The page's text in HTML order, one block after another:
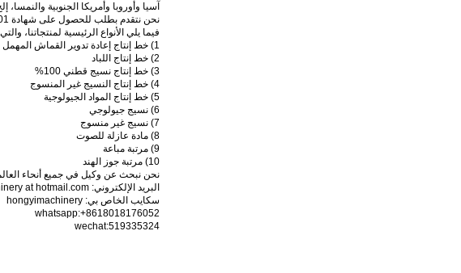
آسيا وأوروبا وأمريكا الجنوبية والنمسا،
نحن نتقدم بطلب للحصول على شهادة ISO 9001 و CE.
فيما يلي الأنواع الرئيسية لمنتجاتنا،
1) خط إنتاج إعادة تدوير القماش المهمل
2) خط إنتاج اللباد
3) خط إنتاج نسيج قطني 100%
4) خط إنتاج النسيج غير المنسوج
5) خط إنتاج المواد الجيولوجية
6) نسيج جيولوجي
7) نسيج غير منسوج
8) مادة عازلة للصوت
9) مرتبة مباعة
10) مرتبة جوز الهند
نحن نبحث عن وكيل في جميع أنحاء
البريد الإلكتروني: hongyimachinery at hotmail.com
سكايب الخاص بي: hongyimachinery
whatsapp:+8618018176052
wechat:519335324